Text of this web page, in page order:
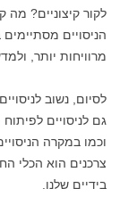
לקור קיצוניים?
הניסויים
מרוויחות יותר,
לסיום, נשוב
גם לניסויים
וכמו במקרה
צרכנים הוא הכלי
בידיים שלנו.